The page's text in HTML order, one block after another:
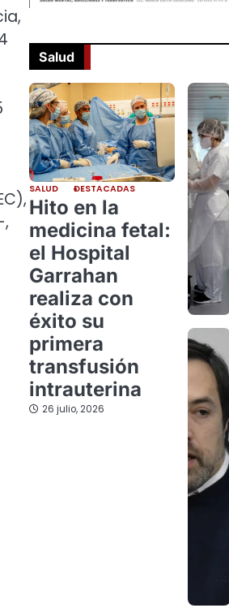
Salud
SALUD DESTACADAS
Hito en la
medicina fetal:
el Hospital
Garrahan
realiza con
éxito su
primera
transfusión
intrauterina
26 julio, 2026